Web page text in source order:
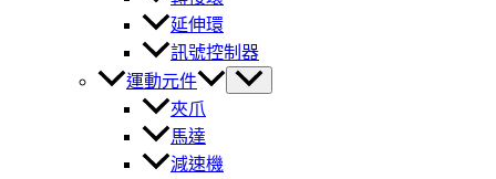
延伸環
訊號控制器
運動元件
夾爪
馬達
減速機